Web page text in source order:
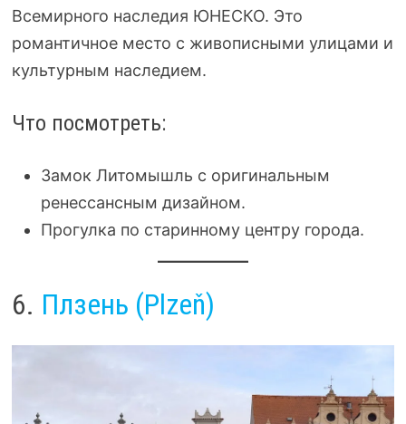
Всемирного наследия ЮНЕСКО. Это
романтичное место с живописными улицами и
культурным наследием.
Что посмотреть:
Замок Литомышль с оригинальным
ренессансным дизайном.
Прогулка по старинному центру города.
6. Плзень (Plzeň)